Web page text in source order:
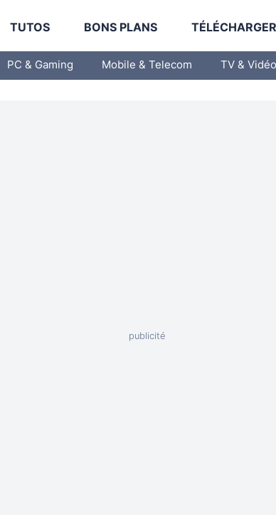
TUTOS BONS PLANS
PC & Gaming Mobile & Telecom TV & Vidéo